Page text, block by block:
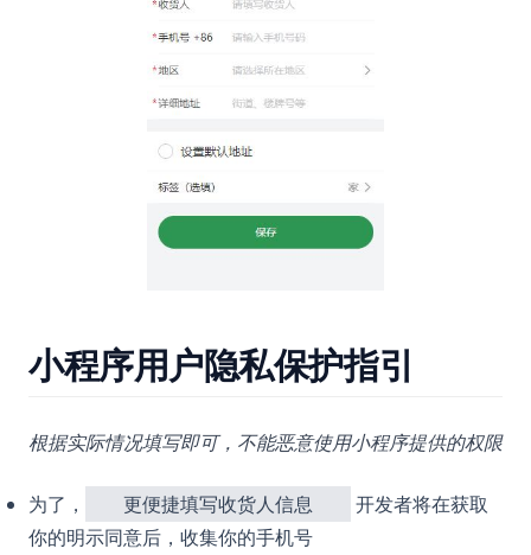
小程序用户隐私保护指引
根据实际情况填写即可，不能恶意使用小程序提供的权限
为了， 更便捷填写收货人信息
开发者将在获取
你的明示同意后，收集你的手机号